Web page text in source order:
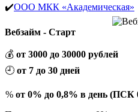
✔️ООО МКК «Академическая»
Вебзайм - Старт
💰 от 3000 до 30000 рублей
🕘 от 7 до 30 дней
% от 0% до 0,8% в день (ПСК